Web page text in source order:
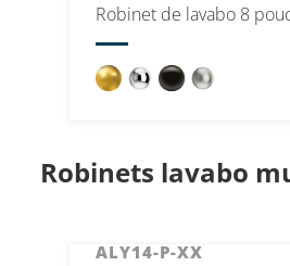
Robinet de lavabo 8
Robinets lavabo
ALY14-P-XX